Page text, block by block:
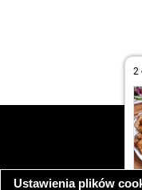
Ustawienia plików
2
informacja